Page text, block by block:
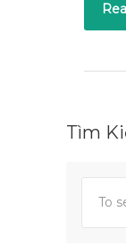
Tìm